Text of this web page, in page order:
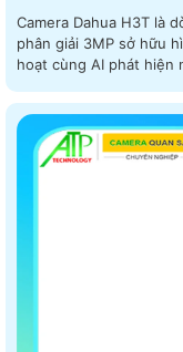
Camera Dahua H3T là
phân giải 3MP sở hữu
hoạt cùng AI phát hiện